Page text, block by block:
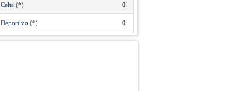
Celta (*) 0
Deportivo (*) 0